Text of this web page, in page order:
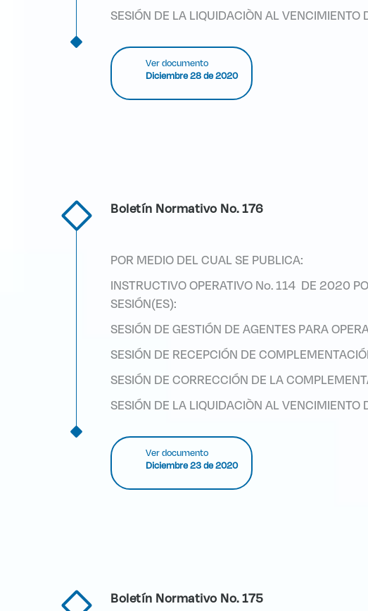
SESIÓN DE LA LIQUIDACIÒN AL VENCIMIENTO
Ver documento
Diciembre 28 de 2020
Boletín Normativo No. 176
POR MEDIO DEL CUAL SE PUBLICA:
INSTRUCTIVO OPERATIVO No. 114 DE 2020
SESIÓN(ES):
SESIÓN DE GESTIÓN DE AGENTES PARA
SESIÓN DE RECEPCIÓN DE
SESIÓN DE CORRECCIÓN DE LA
SESIÓN DE LA LIQUIDACIÒN AL VENCIMIENTO
Ver documento
Diciembre 23 de 2020
Boletín Normativo No. 175